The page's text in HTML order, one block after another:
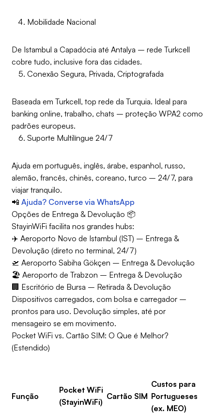
Mobilidade Nacional
De Istambul a Capadócia até Antalya – rede Turkcell
cobre tudo, inclusive fora das cidades.
Conexão Segura, Privada, Criptografada
Baseada em Turkcell, top rede da Turquia. Ideal para
banking online, trabalho, chats – proteção WPA2 como
padrões europeus.
Suporte Multilíngue 24/7
Ajuda em português, inglês, árabe, espanhol, russo,
alemão, francês, chinês, coreano, turco – 24/7, para
viajar tranquilo.
📲 Ajuda? Converse via WhatsApp
Opções de Entrega & Devolução 📦
StayinWiFi facilita nos grandes hubs:
✈️ Aeroporto Novo de Istambul (IST) – Entrega &
Devolução (direto no terminal, 24/7)
🛫 Aeroporto Sabiha Gökçen – Entrega & Devolução
🏖️ Aeroporto de Trabzon – Entrega & Devolução
🏢 Escritório de Bursa – Retirada & Devolução
Dispositivos carregados, com bolsa e carregador –
prontos para uso. Devolução simples, até por
mensageiro se em movimento.
Pocket WiFi vs. Cartão SIM: O Que é Melhor?
(Estendido)
Função
Pocket WiFi
(StayinWiFi)
Cartão SIM
Custos para
Portugueses
(ex. MEO)